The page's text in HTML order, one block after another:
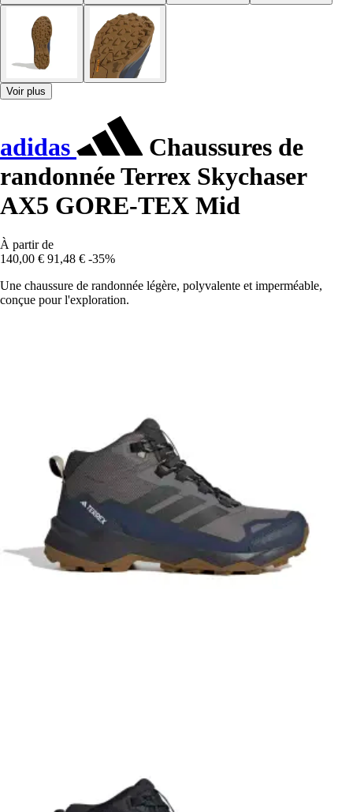
Voir plus
adidas
Chaussures de
randonnée Terrex Skychaser
AX5 GORE-TEX Mid
À partir de
140,00 € 91,48 € -35%
Une chaussure de randonnée légère, polyvalente et imperméable,
conçue pour l'exploration.